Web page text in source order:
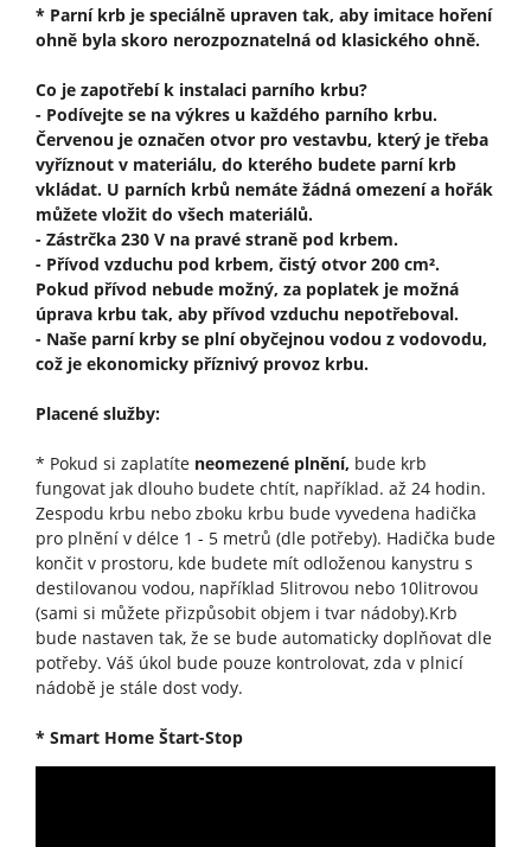
* Parní krb je speciálně upraven tak, aby imitace hoření
ohně byla skoro nerozpoznatelná od klasického ohně.
Co je zapotřebí k instalaci parního krbu?
- Podívejte se na výkres u každého parního krbu.
Červenou je označen otvor pro vestavbu, který je třeba
vyříznout v materiálu, do kterého budete parní krb
vkládat. U parních krbů nemáte žádná omezení a hořák
můžete vložit do všech materiálů.
- Zástrčka 230 V na pravé straně pod krbem.
- Přívod vzduchu pod krbem, čistý otvor 200 cm².
Pokud přívod nebude možný, za poplatek je možná
úprava krbu tak, aby přívod vzduchu nepotřeboval.
- Naše parní krby se plní obyčejnou vodou z vodovodu,
což je ekonomicky příznivý provoz krbu.
Placené služby:
* Pokud si zaplatíte neomezené plnění, bude krb
fungovat jak dlouho budete chtít, například. až 24 hodin.
Zespodu krbu nebo zboku krbu bude vyvedena hadička
pro plnění v délce 1 - 5 metrů (dle potřeby). Hadička bude
končit v prostoru, kde budete mít odloženou kanystru s
destilovanou vodou, například 5litrovou nebo 10litrovou
(sami si můžete přizpůsobit objem i tvar nádoby).Krb
bude nastaven tak, že se bude automaticky doplňovat dle
potřeby. Váš úkol bude pouze kontrolovat, zda v plnicí
nádobě je stále dost vody.
* Smart Home Štart-Stop